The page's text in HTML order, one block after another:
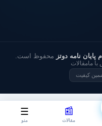
📰
مقالات
☰
منو
نامه دوتز
محفوظ است.
با مامقالات
کیفیت